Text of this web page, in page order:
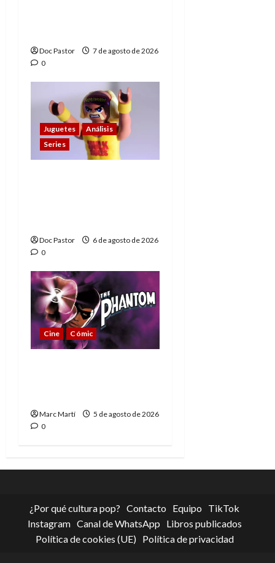
Doc Pastor
7 de agosto de 2026
0
Juguetes
Análisis
Series
Doc Pastor
6 de agosto de 2026
0
Cine Cómic
Marc Martí
5 de agosto de 2026
0
¿Por qué cultura pop? Contacto Equipo
TikTok
Instagram Canal de WhatsApp
Libros publicados
Política de cookies (UE)
Política de privacidad